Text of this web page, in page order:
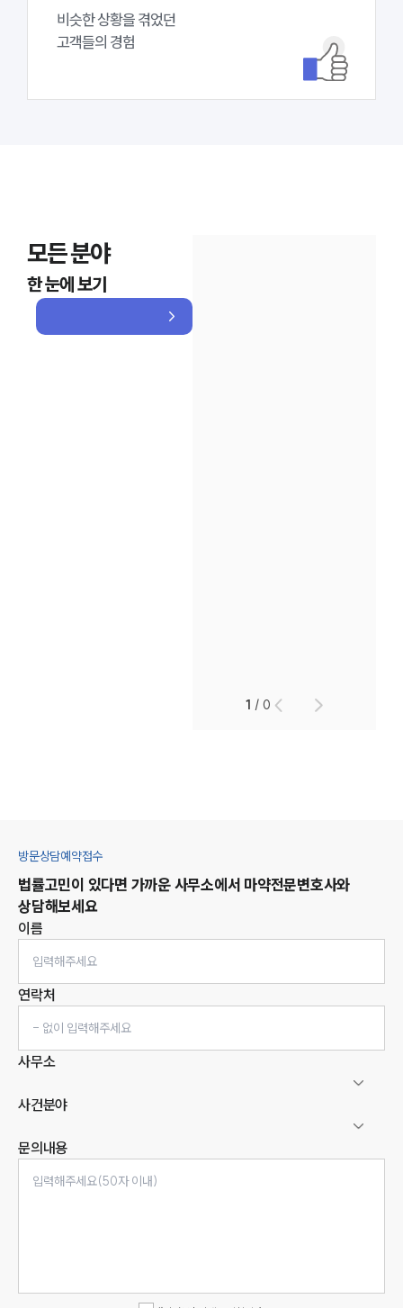
대륜법률상담예약
비슷한 상황을 겪었던
고객들의 경험
모든 분야
한 눈에 보기
1 /0
방문상담예약접수
법률고민이 있다면 가까운 사무소에서 마약전문변호사와
상담해보세요
이름
연락처
사무소
사건분야
문의내용